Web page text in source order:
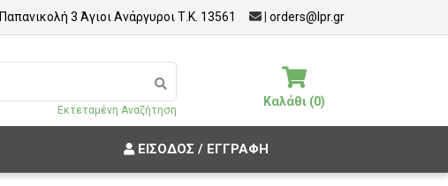
Παπανικολή 3 Άγιοι Ανάργυροι Τ.Κ. 13561 orders@lpr.gr
Εκτεταμένη Αναζήτηση
Καλάθι (0)
ΕΊΣΟΔΟΣ / ΕΓΓΡΑΦΉ